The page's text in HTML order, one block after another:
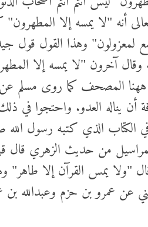
أنه "لا يمسه إلا المطهرون"
لمعزولون" وهذا القول قول
آخرون "لا يمسه إلا
ههنا المصحف كما روى مسلم
يناله العدو. واحتجوا في
الذي كتبه رسول الله
من حديث الزهري قال
"ولا يمس القرآن إلا
عن عمرو بن حزم وعبدالله